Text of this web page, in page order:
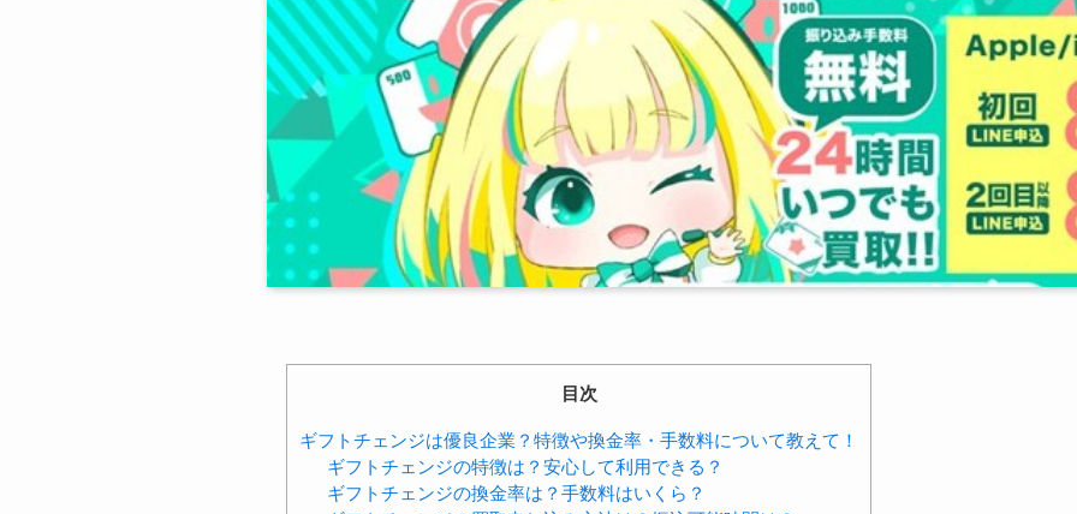
目次
ギフトチェンジは優良企業？特徴や換金率・手数料について教えて！
ギフトチェンジの特徴は？安心して利用できる？
ギフトチェンジの換金率は？手数料はいくら？